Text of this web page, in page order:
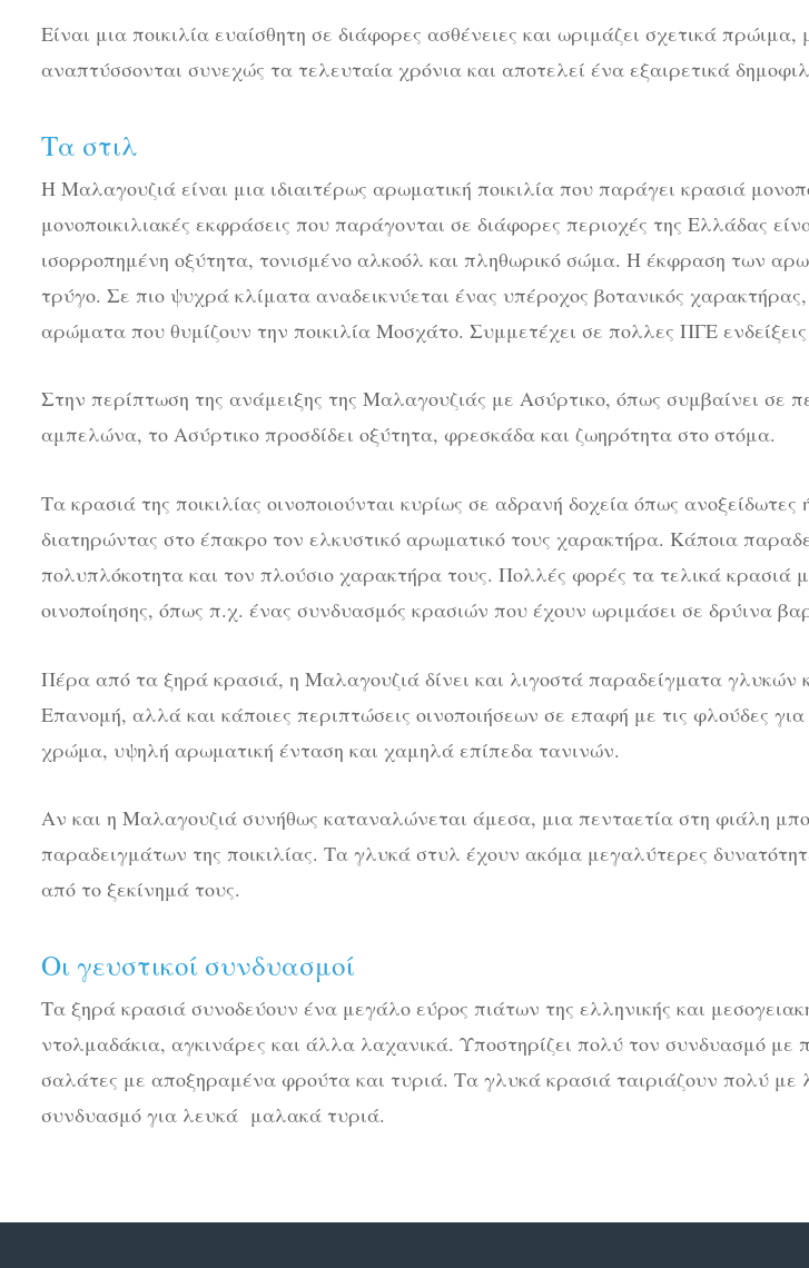
Είναι μια ποικιλία ευαίσθητη σε διάφορες ασθένειες και ωριμάζει σχετικά
αναπτύσσονται συνεχώς τα τελευταία χρόνια και αποτελεί ένα εξαιρετικά
Τα στιλ
Η Μαλαγουζιά είναι μια ιδιαιτέρως αρωματική ποικιλία που παράγει κρασιά
μονοποικιλιακές εκφράσεις που παράγονται σε διάφορες περιοχές της Ελλάδας
ισορροπημένη οξύτητα, τονισμένο αλκοόλ και πληθωρικό σώμα. Η έκφραση των
τρύγο. Σε πιο ψυχρά κλίματα αναδεικνύεται ένας υπέροχος βοτανικός
αρώματα που θυμίζουν την ποικιλία Μοσχάτο. Συμμετέχει σε πολλες ΠΓΕ ενδείξεις
Στην περίπτωση της ανάμειξης της Μαλαγουζιάς με Ασύρτικο, όπως συμβαίνει σε
αμπελώνα, το Ασύρτικο προσδίδει οξύτητα, φρεσκάδα και ζωηρότητα στο στόμα.
Τα κρασιά της ποικιλίας οινοποιούνται κυρίως σε αδρανή δοχεία όπως
διατηρώντας στο έπακρο τον ελκυστικό αρωματικό τους χαρακτήρα. Κάποια
πολυπλόκοτητα και τον πλούσιο χαρακτήρα τους. Πολλές φορές τα τελικά κρασιά
οινοποίησης, όπως π.χ. ένας συνδυασμός κρασιών που έχουν ωριμάσει σε δρύινα
Πέρα από τα ξηρά κρασιά, η Μαλαγουζιά δίνει και λιγοστά παραδείγματα
Επανομή, αλλά και κάποιες περιπτώσεις οινοποιήσεων σε επαφή με τις φλούδες
χρώμα, υψηλή αρωματική ένταση και χαμηλά επίπεδα τανινών.
Αν και η Μαλαγουζιά συνήθως καταναλώνεται άμεσα, μια πενταετία στη φιάλη
παραδειγμάτων της ποικιλίας. Τα γλυκά στυλ έχουν ακόμα μεγαλύτερες
από το ξεκίνημά τους.
Οι γευστικοί συνδυασμοί
Τα ξηρά κρασιά συνοδεύουν ένα μεγάλο εύρος πιάτων της ελληνικής και
ντολμαδάκια, αγκινάρες και άλλα λαχανικά. Υποστηρίζει πολύ τον συνδυασμό
σαλάτες με αποξηραμένα φρούτα και τυριά. Τα γλυκά κρασιά ταιριάζουν πολύ
συνδυασμό για λευκά μαλακά τυριά.